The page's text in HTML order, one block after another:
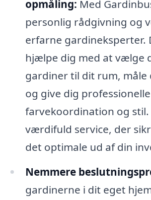
opmåling: Med
personlig rådgivning og
erfarne gardineksperter.
hjælpe dig med at vælge
gardiner til dit rum, måle
og give dig
farvekoordination og stil.
værdifuld service, der
det optimale ud af din
Nemmere
gardinerne i dit eget